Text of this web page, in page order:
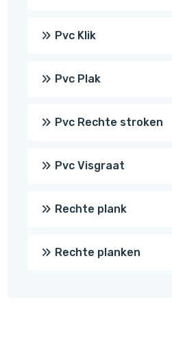
Pvc Klik
Pvc Plak
Pvc Rechte stroken
Pvc Visgraat
Rechte plank
Rechte planken